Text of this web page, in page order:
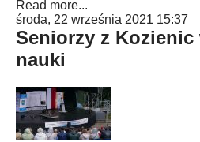
Read more...
środa, 22 września 2021 15:37
Seniorzy z
nauki